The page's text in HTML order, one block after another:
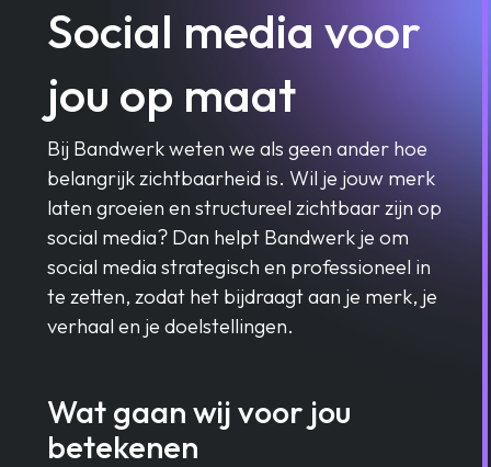
Social media voor
jou op maat
Bij Bandwerk weten we als geen ander hoe
belangrijk zichtbaarheid is. Wil je jouw merk
laten groeien en structureel zichtbaar zijn op
social media? Dan helpt Bandwerk je om
social media strategisch en professioneel in
te zetten, zodat het bijdraagt aan je merk, je
verhaal en je doelstellingen.
Wat gaan wij voor jou
betekenen